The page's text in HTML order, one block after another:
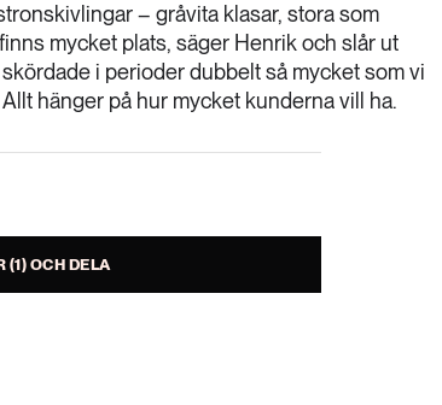
– gråvita klasar, stora som
mycket plats, säger Henrik och slår ut
i perioder dubbelt så mycket som vi
hänger på hur mycket kunderna vill ha.
(1) OCH DELA